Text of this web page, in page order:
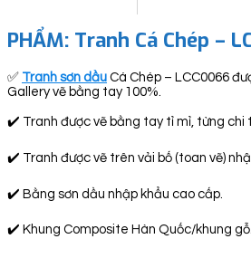
PHẨM: Tranh Cá Chép –
✅ Tranh sơn dầu Cá Chép – LCC0066
Gallery vẽ bằng tay 100%.
✔️ Tranh được vẽ bằng tay tỉ mỉ, từng chi
✔️ Tranh được vẽ trên vải bố (toan vẽ)
✔️ Bằng sơn dầu nhập khẩu cao cấp.
✔️ Khung Composite Hàn Quốc/khung gỗ.